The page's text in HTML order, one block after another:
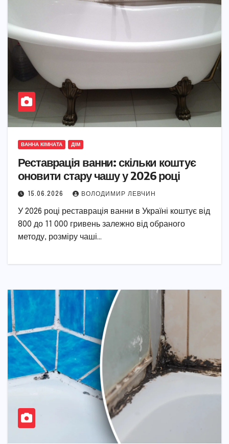
ВАННА КІМНАТА ДІМ
Реставрація ванни: скільки коштує
оновити стару чашу у 2026 році
15.06.2026 ВОЛОДИМИР ЛЕВЧИН
У 2026 році реставрація ванни в Україні коштує від
800 до 11 000 гривень залежно від обраного
методу, розміру чаші…